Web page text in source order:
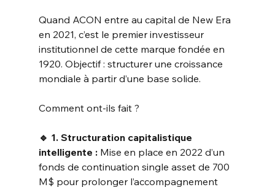
Quand ACON entre au capital de New Era
en 2021, c’est le premier investisseur
institutionnel de cette marque fondée en
1920. Objectif : structurer une croissance
mondiale à partir d’une base solide.
Comment ont-ils fait ?
🔹 1. Structuration capitalistique
intelligente : Mise en place en 2022 d’un
fonds de continuation single asset de 700
M$ pour prolonger l’accompagnement